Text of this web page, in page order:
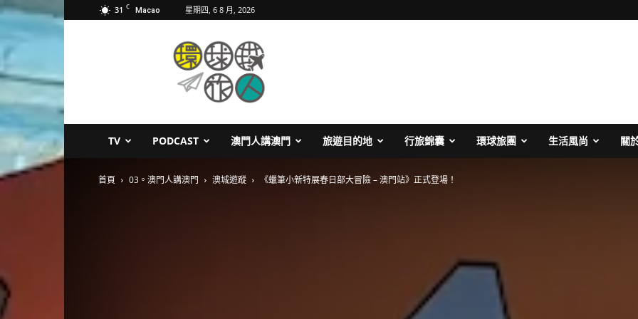
31 C Macao 星期四, 6 8 月, 2026
TV PODCAST 澳門人講澳門 旅遊目的地 行旅錦囊 環球旅團 生活風尚 關
首頁 03。澳門人講澳門 澳城遊蹤 《蠟筆小新特展春日部大冒險 – 澳門站》正式登場！